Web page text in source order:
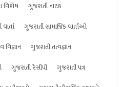
વિશેષ
ગુજરાતી નાટક
ગુજરાતી સામાજિક વાર્તાઓ
વિજ્ઞાન
ગુજરાતી તત્વજ્ઞાન
ગુજરાતી રેસીપી
ગુજરાતી પત્ર